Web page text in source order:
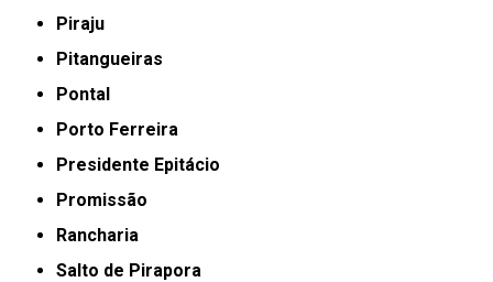
Piraju
Pitangueiras
Pontal
Porto Ferreira
Presidente Epitácio
Promissão
Rancharia
Salto de Pirapora